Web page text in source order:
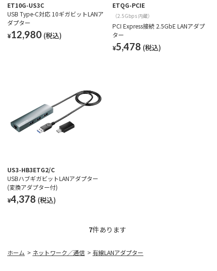
ET10G-US3C
USB Type-C対応 10ギガビットLANア
ダプター
¥12,980
ETQG-PCIE
（2.5Gbps 内蔵）
PCI Express接続 2.5GbE LANアダプ
ター
¥5,478
US3-HB3ETG2/C
USBハブギガビットLANアダプター
(変換アダプター付)
¥4,378
7件あります
ホーム > ネットワーク／通信 > 有線LANアダプター